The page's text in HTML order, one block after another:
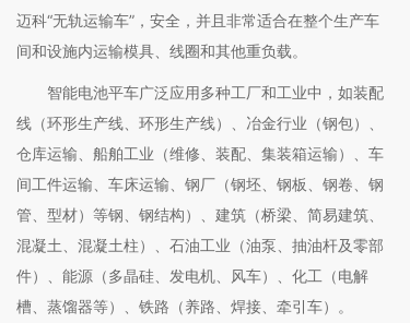
迈科“无轨运输车”，安全，并且非常适合在整个生产车
间和设施内运输模具、线圈和其他重负载。
智能电池平车广泛应用多种工厂和工业中，如装配
线（环形生产线、环形生产线）、冶金行业（钢包）、
仓库运输、船舶工业（维修、装配、集装箱运输）、车
间工件运输、车床运输、钢厂（钢坯、钢板、钢卷、钢
管、型材）等钢、钢结构）、建筑（桥梁、简易建筑、
混凝土、混凝土柱）、石油工业（油泵、抽油杆及零部
件）、能源（多晶硅、发电机、风车）、化工（电解
槽、蒸馏器等）、铁路（养路、焊接、牵引车）。